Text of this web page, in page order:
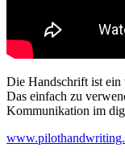
Die Handschrift ist ein
Das einfach zu
Kommunikation im